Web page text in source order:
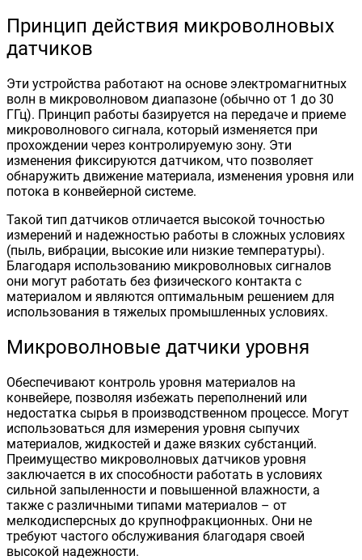
Принцип действия микроволновых
датчиков
Эти устройства работают на основе электромагнитных
волн в микроволновом диапазоне (обычно от 1 до 30
ГГц). Принцип работы базируется на передаче и приеме
микроволнового сигнала, который изменяется при
прохождении через контролируемую зону. Эти
изменения фиксируются датчиком, что позволяет
обнаружить движение материала, изменения уровня или
потока в конвейерной системе.
Такой тип датчиков отличается высокой точностью
измерений и надежностью работы в сложных условиях
(пыль, вибрации, высокие или низкие температуры).
Благодаря использованию микроволновых сигналов
они могут работать без физического контакта с
материалом и являются оптимальным решением для
использования в тяжелых промышленных условиях.
Микроволновые датчики уровня
Обеспечивают контроль уровня материалов на
конвейере, позволяя избежать переполнений или
недостатка сырья в производственном процессе. Могут
использоваться для измерения уровня сыпучих
материалов, жидкостей и даже вязких субстанций.
Преимущество микроволновых датчиков уровня
заключается в их способности работать в условиях
сильной запыленности и повышенной влажности, а
также с различными типами материалов – от
мелкодисперсных до крупнофракционных. Они не
требуют частого обслуживания благодаря своей
высокой надежности.